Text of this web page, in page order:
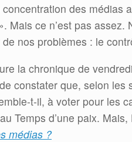
des médias
Mais ce n’est pas assez.
de nos problèmes : le
la chronique de
de constater que, selon les
t-il, à voter pour les
Temps d’une paix.
médias ?